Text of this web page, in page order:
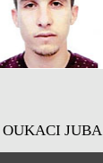
OUKACI JUBA